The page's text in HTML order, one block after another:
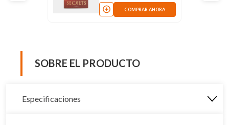
COMPRAR AHORA
SOBRE EL PRODUCTO
Especificaciones